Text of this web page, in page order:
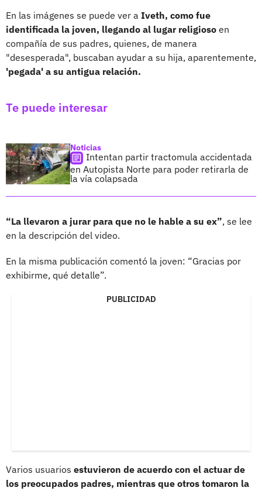
En las imágenes se puede ver a Iveth, como fue
identificada la joven, llegando al lugar religioso en
compañía de sus padres, quienes, de manera
"desesperada", buscaban ayudar a su hija, aparentemente,
'pegada' a su antigua relación.
Te puede interesar
Noticias
Intentan partir tractomula accidentada
en Autopista Norte para poder retirarla de
la vía colapsada
“La llevaron a jurar para que no le hable a su ex”, se lee
en la descripción del video.
En la misma publicación comentó la joven: “Gracias por
exhibirme, qué detalle”.
PUBLICIDAD
Varios usuarios estuvieron de acuerdo con el actuar de
los preocupados padres, mientras que otros tomaron la